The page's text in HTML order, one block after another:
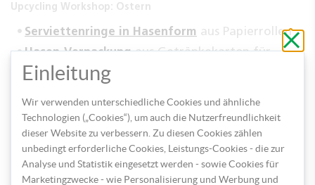
Upcycling Workshop: Ostern
Serviettenringe in Hasenform aus Papierrollen
Hasen-Verpackung aus Getränkekarton für
Ostergeschenke
Ostergeschenke
Osternest
aus Papp-Schüsseln
Lichterkette mit Blüten aus Eierkarton
Mit viel Liebe zum Detail und einer ordentlichen Portion
ohne
zu
Einleitung
Wir verwenden unterschiedliche Cookies und ähnliche
Technologien („Cookies“), um auch die Nutzerfreundlichkeit
dieser Website zu verbessern. Zu diesen Cookies zählen
unbedingt erforderliche Cookies, Leistungs-Cookies - die zur
Analyse und Statistik eingesetzt werden - sowie Cookies für
Marketingzwecke - wie Personalisierung und Werbung und